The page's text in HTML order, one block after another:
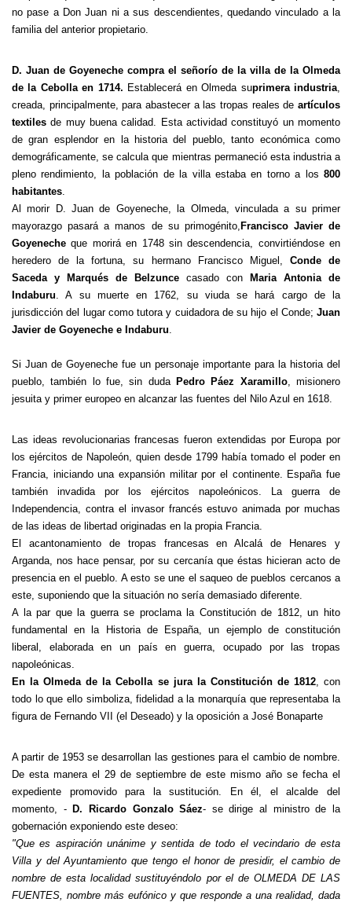
no pase a Don Juan ni a sus descendientes, quedando vinculado a la
familia del anterior propietario.
D. Juan de Goyeneche compra el señorío de la villa de la Olmeda
de la Cebolla en 1714. Establecerá en Olmeda suprimera industria,
creada, principalmente, para abastecer a las tropas reales de artículos
textiles de muy buena calidad. Esta actividad constituyó un momento
de gran esplendor en la historia del pueblo, tanto económica como
demográficamente, se calcula que mientras permaneció esta industria a
pleno rendimiento, la población de la villa estaba en torno a los 800
habitantes.
Al morir D. Juan de Goyeneche, la Olmeda, vinculada a su primer
mayorazgo pasará a manos de su primogénito, Francisco Javier de
Goyeneche que morirá en 1748 sin descendencia, convirtiéndose en
heredero de la fortuna, su hermano Francisco Miguel, Conde de
Saceda y Marqués de Belzunce casado con
Maria Antonia de
Indaburu. A su muerte en 1762, su viuda se hará cargo de la
jurisdicción del lugar como tutora y cuidadora de su hijo el Conde; Juan
Javier de Goyeneche e Indaburu.
Si Juan de Goyeneche fue un personaje importante para la historia del
pueblo, también lo fue, sin duda Pedro Páez Xaramillo, misionero
jesuita y primer europeo en alcanzar las fuentes del Nilo Azul en 1618.
Las ideas revolucionarias francesas fueron extendidas por Europa por
los ejércitos de Napoleón, quien desde 1799 había tomado el poder en
Francia, iniciando una expansión militar por el continente. España fue
también invadida por los ejércitos napoleónicos. La guerra de
Independencia, contra el invasor francés estuvo animada por muchas
de las ideas de libertad originadas en la propia Francia.
El acantonamiento de tropas francesas en Alcalá de Henares y
Arganda, nos hace pensar, por su cercanía que éstas hicieran acto de
presencia en el pueblo. A esto se une el saqueo de pueblos cercanos a
este, suponiendo que la situación no sería demasiado diferente.
A la par que la guerra se proclama la Constitución de 1812, un hito
fundamental en la Historia de España, un ejemplo de constitución
liberal, elaborada en un país en guerra, ocupado por las tropas
napoleónicas.
En la Olmeda de la Cebolla se jura la Constitución de 1812, con
todo lo que ello simboliza, fidelidad a la monarquía que representaba la
figura de Fernando VII (el Deseado) y la oposición a José Bonaparte
A partir de 1953 se desarrollan las gestiones para el cambio de nombre.
De esta manera el 29 de septiembre de este mismo año se fecha el
expediente promovido para la sustitución. En él, el alcalde del
momento, - D. Ricardo Gonzalo Sáez- se dirige al ministro de la
gobernación exponiendo este deseo:
"Que es aspiración unánime y sentida de todo el vecindario de esta
Villa y del Ayuntamiento que tengo el honor de presidir, el cambio de
nombre de esta localidad sustituyéndolo por el de OLMEDA DE LAS
FUENTES, nombre más eufónico y que responde a una realidad, dada